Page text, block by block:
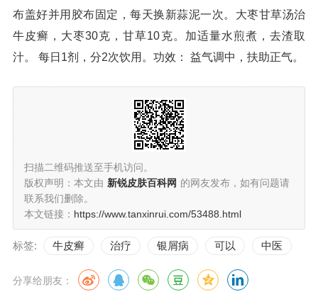
布盖好并用胶布固定，每天换新蒜泥一次。大枣甘草汤治
牛皮癣，大枣30克，甘草10克。加适量水煎煮，去渣取
汁。 每日1剂，分2次饮用。功效： 益气调中，扶助正气。
扫描二维码推送至手机访问。
版权声明：本文由 新锐皮肤百科网 的网友发布，如有问题请
联系我们删除。
本文链接： https://www.tanxinrui.com/53488.html
标签: 牛皮癣 治疗 银屑病 可以 中医
分享给朋友：